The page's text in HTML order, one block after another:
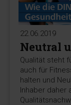
22.06.2019
Neutral
Qualität steht
auch für
halten und
Inhaber daher